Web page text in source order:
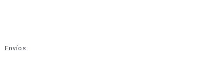
Envíos: